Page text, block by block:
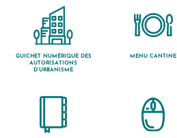
GUICHET NUMÉRIQUE DES
AUTORISATIONS
D’URBANISME
MENU CANTINE